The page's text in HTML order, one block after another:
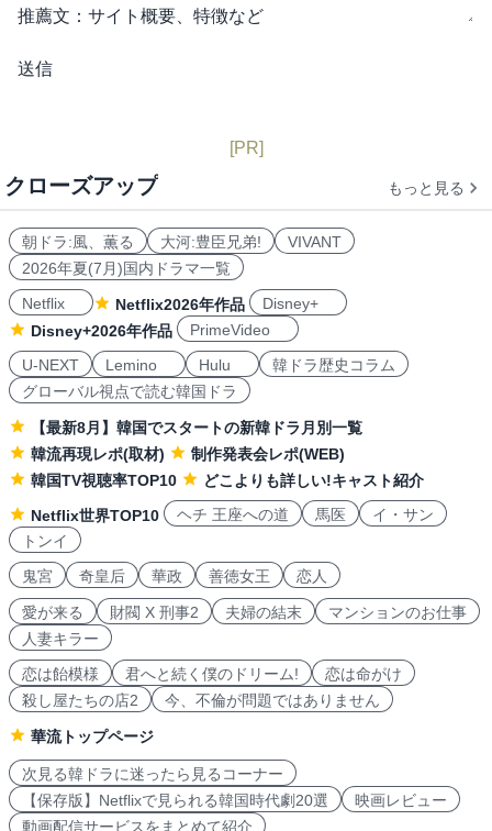
推薦文： サイト概要、特徴など
[PR]
クローズアップ もっと見る
朝ドラ:風、薫る 大河:豊臣兄弟!
VIVANT
2026年夏(7月)国内ドラマ一覧
Netflix
Netflix2026年作品
Disney+
Disney+2026年作品
PrimeVideo
U-NEXT
Lemino Hulu
韓ドラ歴史コラム
グローバル視点で読む韓国ドラ
【最新8月】韓国でスタートの新韓ドラ月別一覧
韓流再現レポ(取材)
制作発表会レポ(WEB)
韓国TV視聴率TOP10
どこよりも詳しい!キャスト紹介
Netflix世界TOP10
ヘチ 王座への道 馬医
イ・サン
トンイ
鬼宮
奇皇后 華政 善徳女王 恋人
愛が来る 財閥 X 刑事2 夫婦の結末
マンションのお仕事
人妻キラー
恋は飴模様
君へと続く僕のドリーム!
恋は命がけ
殺し屋たちの店2
今、不倫が問題ではありません
華流トップページ
次見る韓ドラに迷ったら見るコーナー
【保存版】Netflixで見られる韓国時代劇20選
映画レビュー
動画配信サービスをまとめて紹介